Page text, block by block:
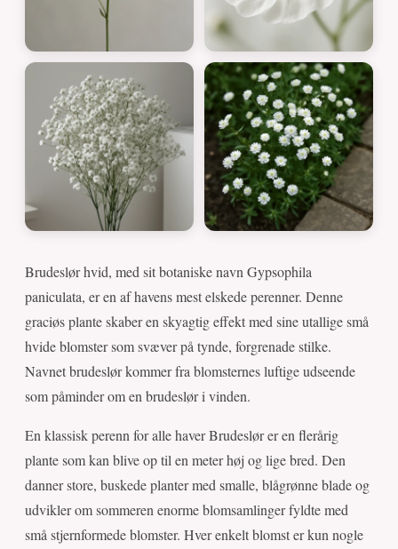
Brudeslør hvid, med sit botaniske navn Gypsophila
paniculata, er en af havens mest elskede perenner. Denne
graciøs plante skaber en skyagtig effekt med sine utallige små
hvide blomster som svæver på tynde, forgrenade stilke.
Navnet brudeslør kommer fra blomsternes luftige udseende
som påminder om en brudeslør i vinden.
En klassisk perenn for alle haver Brudeslør er en flerårig
plante som kan blive op til en meter høj og lige bred. Den
danner store, buskede planter med smalle, blågrønne blade og
udvikler om sommeren enorme blomsamlinger fyldte med
små stjernformede blomster. Hver enkelt blomst er kun nogle